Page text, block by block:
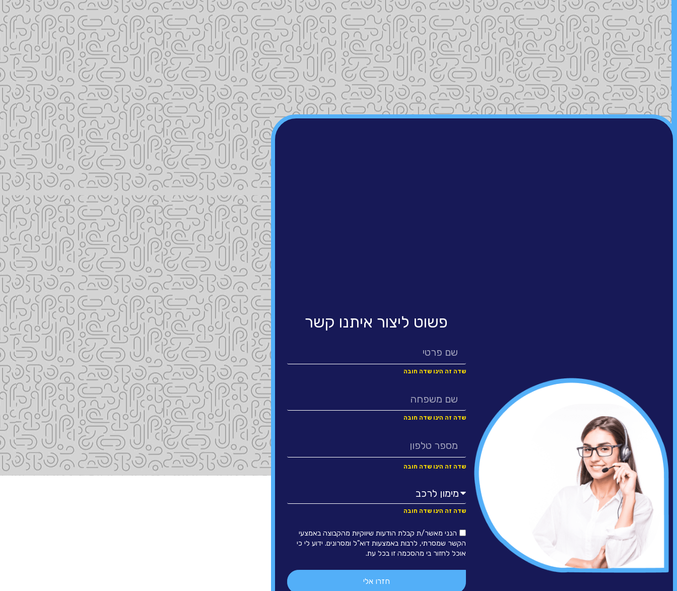
הנני מאשר/ת קבלת הודעות שיווקיות מהקבוצה באמצעי
הקשר שמסרתי, לרבות באמצעות דוא"ל ומסרונים. ידוע לי כי
אוכל לחזור בי מהסכמה זו בכל עת.
חזרו אלי